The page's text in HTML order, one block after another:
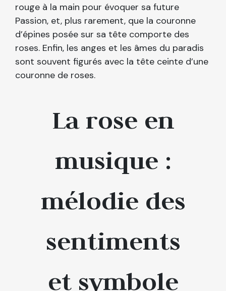
rouge à la main pour évoquer sa future
Passion, et, plus rarement, que la couronne
d’épines posée sur sa tête comporte des
roses. Enfin, les anges et les âmes du paradis
sont souvent figurés avec la tête ceinte d’une
couronne de roses.
La rose en
musique :
mélodie des
sentiments
et symbole